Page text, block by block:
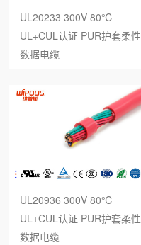
UL20233 300V 80℃
UL+CUL认证 PUR护套柔性
数据电缆
UL20936 300V 80℃
UL+CUL认证 PUR护套柔性
数据电缆